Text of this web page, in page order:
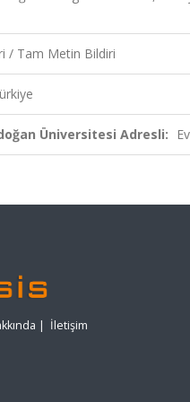
/ Tam Metin Bildiri
Üniversitesi Adresli:
| İletişim